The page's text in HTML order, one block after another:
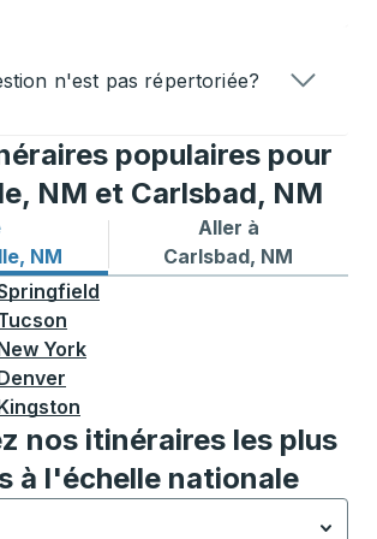
n'est pas répertoriée?
populaires pour
NM et Carlsbad, NM
NM
depuis Russellville, NM
Aller à
Carlsbad, NM
Itinéraires de bus vers
York
nos itinéraires les plus
à l'échelle nationale